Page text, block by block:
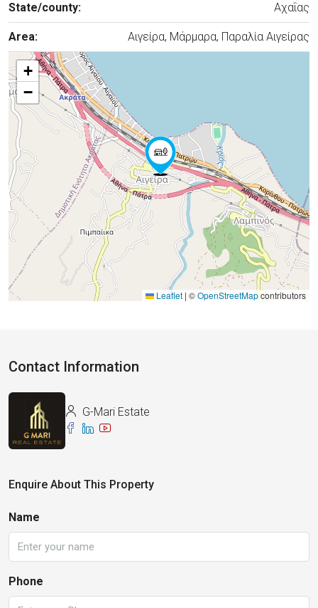
State/county: Αχαΐας
Area: Αιγείρα, Μάρμαρα, Παραλία Αιγείρας
+
−
Leaflet | ©OpenStreetMapcontributors
Contact Information
G-Mari Estate
Enquire About This Property
Name
Phone